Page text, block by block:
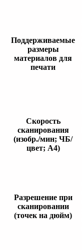
Поддерживаемые
размеры
материалов для
печати
Скорость
сканирования
(изобр./мин; ЧБ/
цвет; A4)
Разрешение при
сканировании
(точек на дюйм)